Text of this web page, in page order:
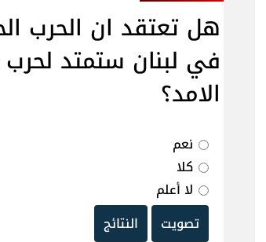
هل تعتقد ان الحرب
في لبنان ستمتد
الامد؟
نعم
كلا
لا أعلم
تصويت
النتائج